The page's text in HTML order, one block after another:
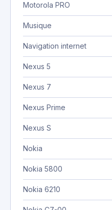
Motorola PRO
Musique
Navigation internet
Nexus 5
Nexus 7
Nexus Prime
Nexus S
Nokia
Nokia 5800
Nokia 6210